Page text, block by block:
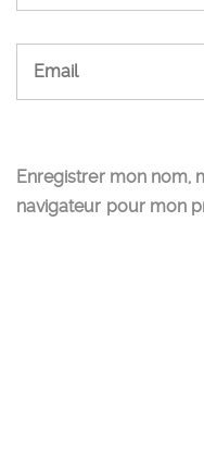
Enregistrer mon nom,
navigateur pour mon